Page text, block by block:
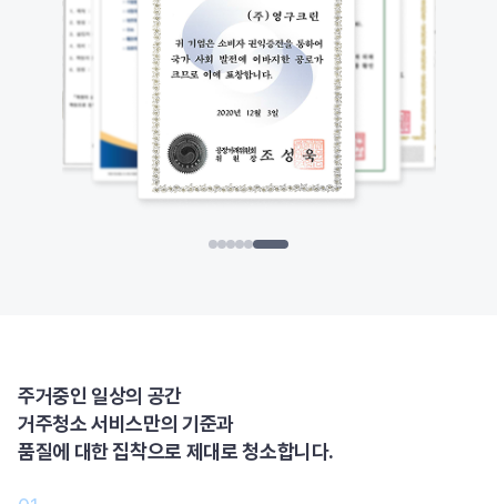
주거중인 일상의 공간
거주청소 서비스만의 기준과
품질에 대한 집착으로 제대로 청소합니다.